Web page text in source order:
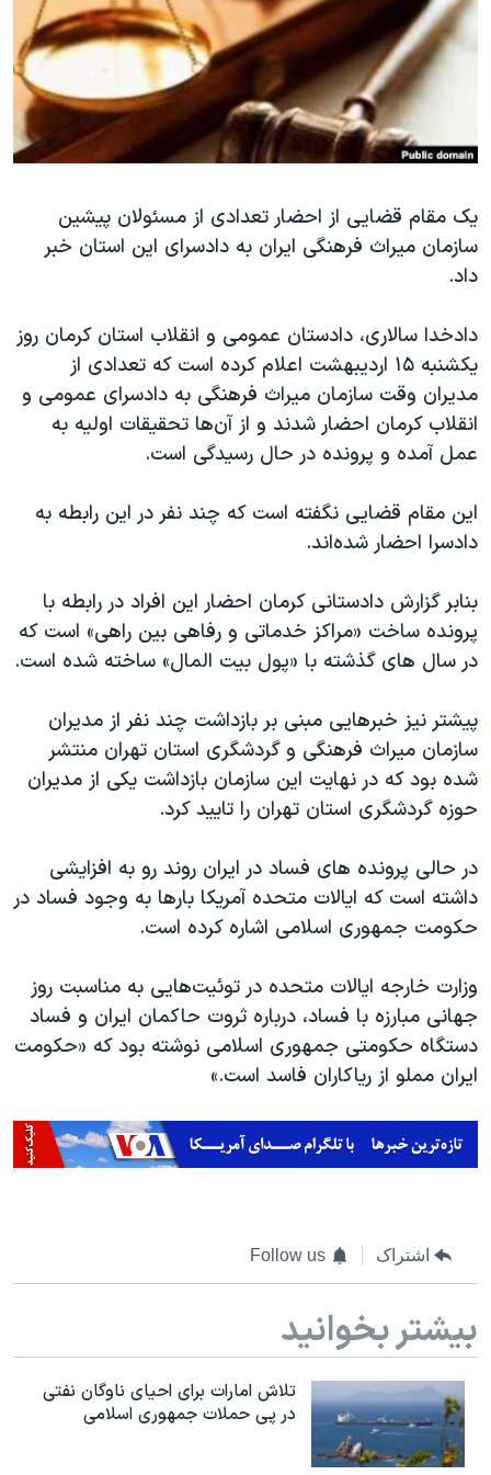
فرهنگ و زندگی
حقوق شهروندی
اقتصادی
علم و فناوری
گالری عکس
آرشیو پخش زنده
مستندها
انتخابات ریاست جمهوری آمریکا ۲۰۲۴
حمله جمهوری اسلامی به اسرائیل
رمز مهسا
اعتراضات زن، زندگی، آزادی
مجموعه مستندهای دادخواهی
دادگاه حمید نوری
چهل سال گروگان‌گیری
قانون شفافیت دارائی کادر رهبری ایران
اعتراضات مردمی آبان ۹۸
نرگس محمدی برنده جایزه نوبل صلح
صفحه‌های ویژه
سفر پرزیدنت ترامپ به چین
دنبال کنید
زبانهای مختلف
یک مقام قضایی از احضار تعدادی از مسئولان پیشین
سازمان میراث فرهنگی ایران به دادسرای این استان خبر
داد.
دادخدا سالاری، دادستان عمومی و انقلاب استان کرمان روز
یکشنبه ۱۵ اردیبهشت اعلام کرده است که تعدادی از
مدیران وقت سازمان میراث فرهنگی به دادسرای عمومی و
انقلاب کرمان احضار شدند و از آن‌ها تحقیقات اولیه به
عمل آمده و پرونده در حال رسیدگی است.
این مقام قضایی نگفته است که چند نفر در این رابطه به
دادسرا احضار شده‌اند.
بنابر گزارش‌ دادستانی کرمان احضار این افراد در رابطه با
پرونده ساخت «مراکز خدماتی و رفاهی بین راهی» است که
در سال های گذشته با «پول بیت المال» ساخته شده است.
پیشتر نیز خبرهایی مبنی بر بازداشت چند نفر از مدیران
سازمان میراث فرهنگی و گردشگری استان تهران منتشر
شده بود که در نهایت این سازمان بازداشت یکی از مدیران
حوزه گردشگری استان تهران را تایید کرد.
در حالی پرونده های فساد در ایران روند رو به افزایشی
داشته است که ایالات متحده آمریکا بارها به وجود فساد در
حکومت جمهوری اسلامی اشاره کرده است.
وزارت خارجه ایالات متحده در توئیت‌هایی به مناسبت روز
جهانی مبارزه با فساد، درباره ثروت حاکمان ایران و فساد
دستگاه حکومتی جمهوری اسلامی نوشته بود که «حکومت
ایران مملو از ریاکاران فاسد است.»
اشتراک Follow us
بیشتر بخوانید
تلاش امارات برای احیای ناوگان نفتی
در پی حملات جمهوری اسلامی